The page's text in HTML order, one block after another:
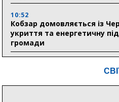
10:52
Кобзар домовляється із
укриття та енергетичну
громади
Понад 8 мільйонів книжок